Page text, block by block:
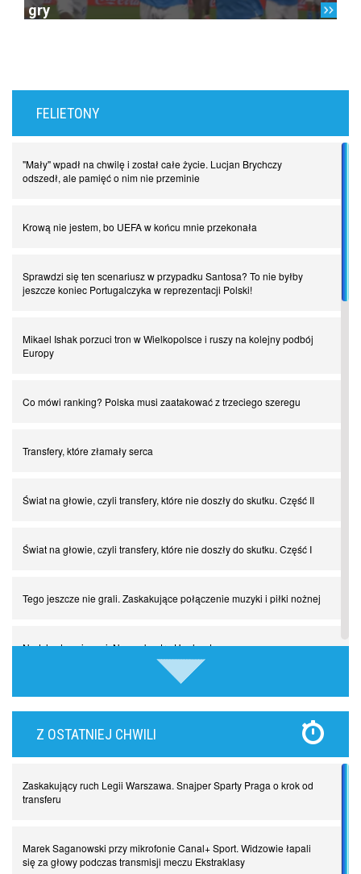
gry
FELIETONY
"Mały" wpadł na chwilę i został całe życie. Lucjan Brychczy
odszedł, ale pamięć o nim nie przeminie
Krową nie jestem, bo UEFA w końcu mnie przekonała
Sprawdzi się ten scenariusz w przypadku Santosa? To nie byłby
jeszcze koniec Portugalczyka w reprezentacji Polski!
Mikael Ishak porzuci tron w Wielkopolsce i ruszy na kolejny podbój
Europy
Co mówi ranking? Polska musi zaatakować z trzeciego szeregu
Transfery, które złamały serca
Świat na głowie, czyli transfery, które nie doszły do skutku. Część II
Świat na głowie, czyli transfery, które nie doszły do skutku. Część I
Tego jeszcze nie grali. Zaskakujące połączenie muzyki i piłki nożnej
Nadchodzą giganci. Nunez kontra Haaland
Lewandowski kontra Bayern. Czy wilk będzie syty, a owca cała?
Piłkarz z numerem 47. Phil Foden i inne przypadki
Spadkowicze z Serie A. Komu powiemy ciao?
Z OSTATNIEJ CHWILI
Zaskakujący ruch Legii Warszawa. Snajper Sparty Praga o krok od
transferu
Marek Saganowski przy mikrofonie Canal+ Sport. Widzowie łapali
się za głowy podczas transmisji meczu Ekstraklasy